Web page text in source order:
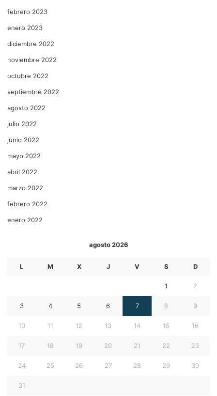
febrero 2023
enero 2023
diciembre 2022
noviembre 2022
octubre 2022
septiembre 2022
agosto 2022
julio 2022
junio 2022
mayo 2022
abril 2022
marzo 2022
febrero 2022
enero 2022
agosto 2026
L M X J V S D
1 2
3 4 5 6 7 8 9
10 11 12 13 14 15 16
17 18 19 20 21 22 23
24 25 26 27 28 29 30
31